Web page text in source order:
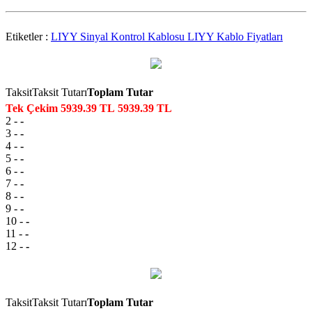
Etiketler : LIYY Sinyal Kontrol Kablosu LIYY Kablo Fiyatları
TaksitTaksit TutarıToplam Tutar
Tek Çekim 5939.39 TL 5939.39 TL
2 - -
3 - -
4 - -
5 - -
6 - -
7 - -
8 - -
9 - -
10 - -
11 - -
12 - -
TaksitTaksit TutarıToplam Tutar